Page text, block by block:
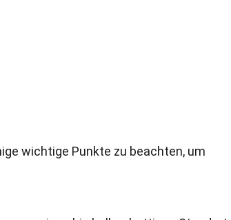
wichtige Punkte zu beachten, um